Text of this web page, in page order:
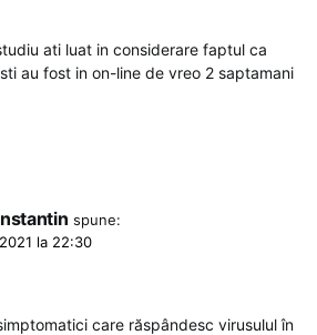
ati luat in considerare faptul ca
au fost in on-line de vreo 2 saptamani
spune:
la 22:30
care răspândesc virusulul în